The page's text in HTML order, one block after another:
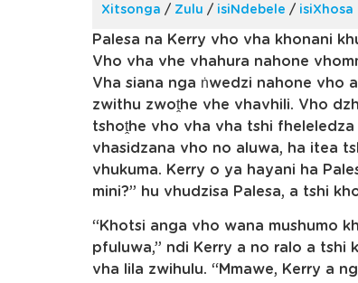
Xitsonga / Zulu / isiNdebele / isiXhosa
Palesa na Kerry vho vha khonani
Vho vha vhe vhahura nahone
Vha siana nga ṅwedzi nahone vho
zwithu zwoṱhe vhe vhavhili. Vho
tshoṱhe vho vha vha tshi
vhasidzana vho no aluwa, ha itea
vhukuma. Kerry o ya hayani ha
mini?” hu vhudzisa Palesa, a tshi
“Khotsi anga vho wana mushumo
pfuluwa,” ndi Kerry a no ralo a tshi
vha lila zwihulu. “Mmawe, Kerry a